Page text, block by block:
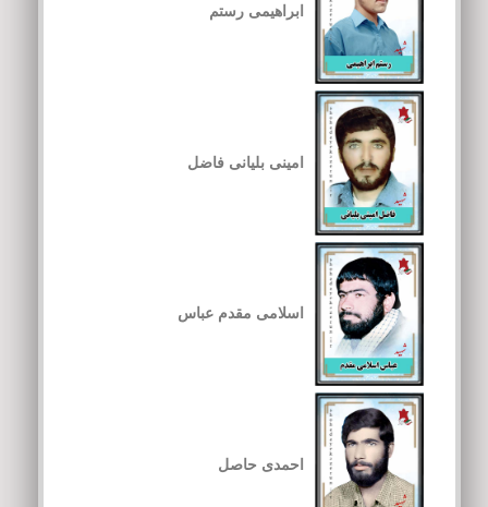
ابراهیمی رستم
امینی بلیانی فاضل
اسلامی مقدم عباس
احمدی حاصل